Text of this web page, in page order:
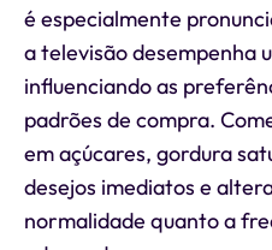
é especialmente
a televisão desempenha
influenciando as
padrões de compra.
em açúcares, gordura
desejos imediatos e
normalidade quanto a